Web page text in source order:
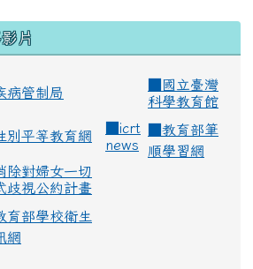
片
病管制局
國立臺灣
科學教育館
別平等教育網
icrt
news
教育部筆
順學習網
除對婦女一切
歧視公約計畫
育部學校衛生
網